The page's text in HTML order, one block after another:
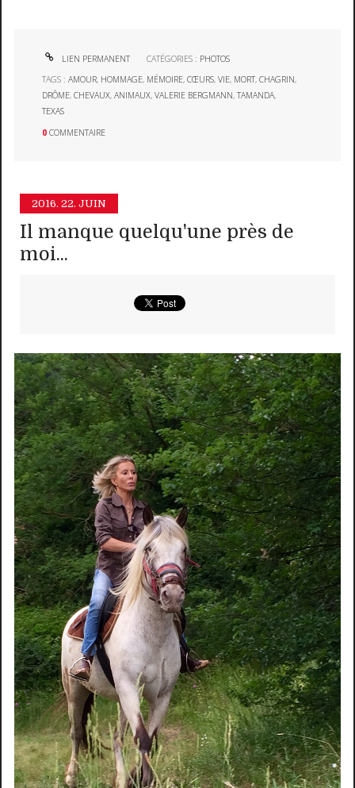
LIEN PERMANENT CATÉGORIES : PHOTOS
TAGS :AMOUR, HOMMAGE, MÉMOIRE,CŒURS,VIE, MORT,CHAGRIN,
DRÔME,CHEVAUX,ANIMAUX,VALERIE BERGMANN,TAMANDA,
TEXAS
0 COMMENTAIRE
2016. 22. JUIN
Il manque quelqu'une près de
moi...